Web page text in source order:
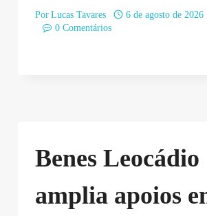
Por Lucas Tavares
6 de agosto de 2026
0 Comentários
Benes Leocádio
amplia apoios